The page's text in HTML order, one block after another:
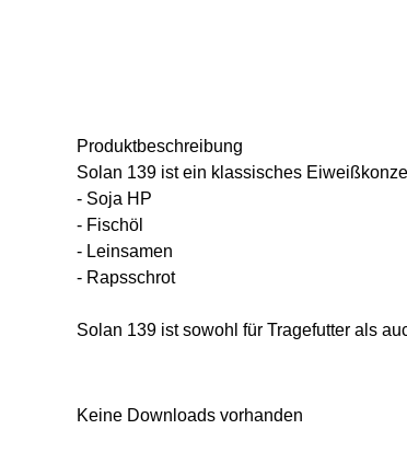
Produkt­beschreibung
Solan 139 ist ein klassisches
- Soja HP
- Fischöl
- Leinsamen
- Rapsschrot
Solan 139 ist sowohl für Tragefutter als
Keine Downloads vorhanden